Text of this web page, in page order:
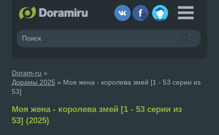
Doram-ru »
Дорамы 2025 » Моя жена - королева змей [1 - 53 серии из
53]
Моя жена - королева змей [1 - 53 серии из
53] (2025)